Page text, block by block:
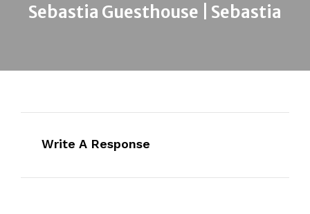
Next
Sebastia Guesthouse | Sebastia
Write A Response